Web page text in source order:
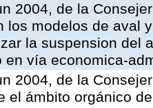
2004, de la
los modelos de aval
la suspension del
en vía economica-
2004, de la
el ámbito orgánico